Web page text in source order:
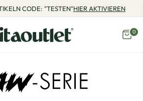
CODE: "TESTEN"HIER AKTIVIEREN
0